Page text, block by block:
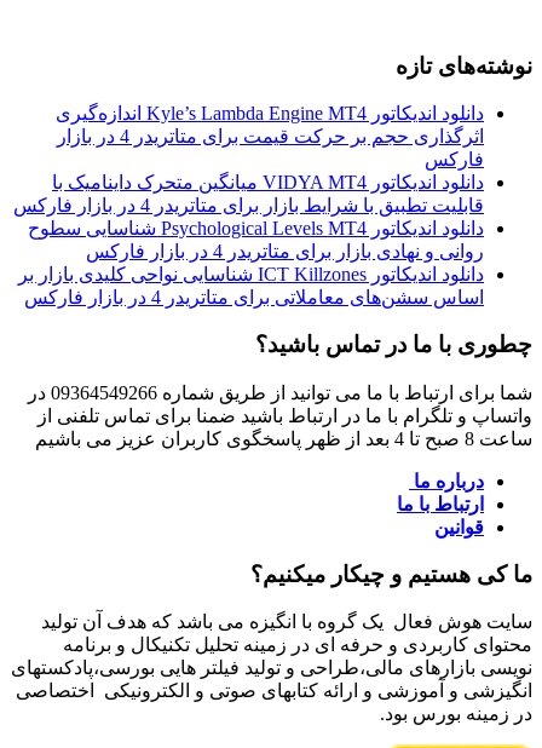
نوشته‌های تازه
دانلود اندیکاتور Kyle’s Lambda Engine MT4 اندازه‌گیری
اثرگذاری حجم بر حرکت قیمت برای متاتریدر 4 در بازار
فارکس
دانلود اندیکاتور VIDYA MT4 میانگین متحرک داینامیک با
قابلیت تطبیق با شرایط بازار برای متاتریدر 4 در بازار فارکس
دانلود اندیکاتور Psychological Levels MT4 شناسایی سطوح
روانی و نهادی بازار برای متاتریدر 4 در بازار فارکس
دانلود اندیکاتور ICT Killzones شناسایی نواحی کلیدی بازار بر
اساس سشن‌های معاملاتی برای متاتریدر 4 در بازار فارکس
چطوری با ما در تماس باشید؟
شما برای ارتباط با ما می توانید از طریق شماره 09364549266 در
واتساپ و تلگرام با ما در ارتباط باشید ضمنا برای تماس تلفنی از
ساعت 8 صبح تا 4 بعد از ظهر پاسخگوی کاربران عزیز می باشیم
درباره ما
ارتباط با ما
قوانین
ما کی هستیم و چیکار میکنیم؟
سایت هوش فعال یک گروه با انگیزه می باشد که هدف آن تولید
محتوای کاربردی و حرفه ای در زمینه تحلیل تکنیکال و برنامه
نویسی بازارهای مالی،طراحی و تولید فیلتر هایی بورسی،پادکستهای
انگیزشی و آموزشی و ارائه کتابهای صوتی و الکترونیکی اختصاصی
در زمینه بورس بود.